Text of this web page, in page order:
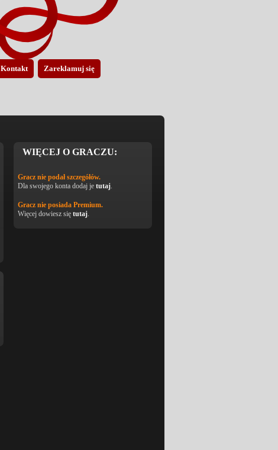
Kontakt Zareklamuj się
WIĘCEJ O GRACZU:
Gracz nie podał szczegółów.
Dla swojego konta dodaj je tutaj.
Gracz nie posiada Premium.
Więcej dowiesz się tutaj.